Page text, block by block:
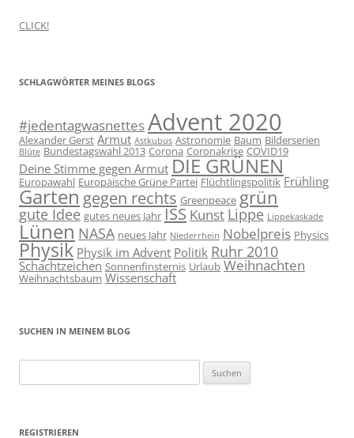
CLICK!
SCHLAGWÖRTER MEINES BLOGS
#jedentagwasnettesAdvent 2020
Alexander Gerst Armut Astkubus Astronomie Baum Bilderserien
Blüte Bundestagswahl 2013 Corona Coronakrise COVID19
Deine Stimme gegen Armut DIE GRÜNEN
Europawahl Europäische Grüne Partei Flüchtlingspolitik Frühling
Garten gegen rechts Greenpeace grün
gute Idee gutes neues Jahr ISS Kunst Lippe Lippekaskade
Lünen NASA neues Jahr Niederrhein Nobelpreis Physics
Physik Physik im Advent Politik Ruhr 2010
Schachtzeichen Sonnenfinsternis Urlaub Weihnachten
Weihnachtsbaum Wissenschaft
SUCHEN IN MEINEM BLOG
nach:
REGISTRIEREN